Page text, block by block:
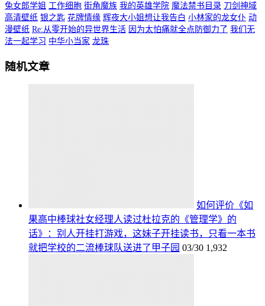
兔女郎学姐 工作细胞 街角魔族 我的英雄学院 魔法禁书目录 刀剑神域
高清壁纸 银之匙 花牌情缘 辉夜大小姐想让我告白 小林家的龙女仆 动
漫壁纸 Re:从零开始的异世界生活 因为太怕痛就全点防御力了 我们无
法一起学习 中华小当家 龙珠
随机文章
如何评价《如
果高中棒球社女经理人读过杜拉克的《管理学》的
话》：别人开挂打游戏，这妹子开挂读书，只看一本书
就把学校的二流棒球队送进了甲子园 03/30 1,932